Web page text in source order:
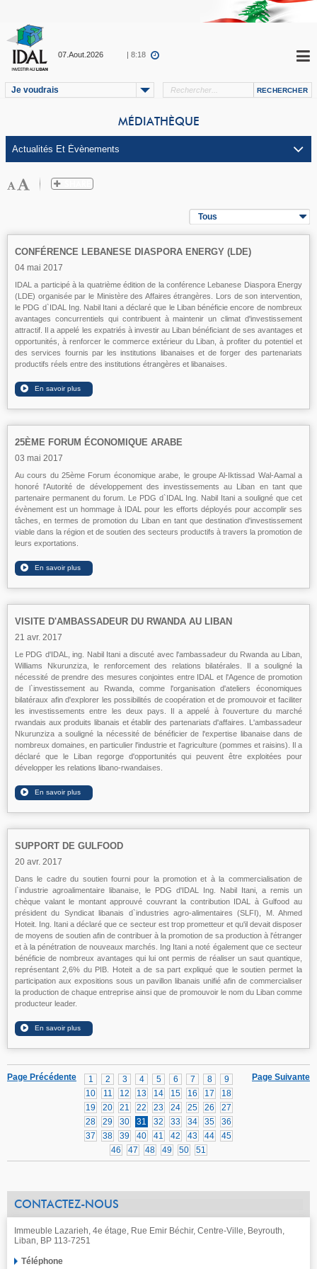
07.Aout.2026 | 8:18
Je voudrais
MÉDIATHÈQUE
Tous
CONFÉRENCE LEBANESE DIASPORA ENERGY (LDE)
04 mai 2017
IDAL a participé à la quatrième édition de la conférence Lebanese Diaspora Energy
(LDE) organisée par le Ministère des Affaires étrangères. Lors de son intervention,
le PDG d`IDAL Ing. Nabil Itani a déclaré que le Liban bénéficie encore de nombreux
avantages concurrentiels qui contribuent à maintenir un climat d'investissement
attractif. Il a appelé les expatriés à investir au Liban bénéficiant de ses avantages et
opportunités, à renforcer le commerce extérieur du Liban, à profiter du potentiel et
des services fournis par les institutions libanaises et de forger des partenariats
productifs réels entre des institutions étrangères et libanaises.
25ÈME FORUM ÉCONOMIQUE ARABE
03 mai 2017
Au cours du 25ème Forum économique arabe, le groupe Al-Iktissad Wal-Aamal a
honoré l'Autorité de développement des investissements au Liban en tant que
partenaire permanent du forum. Le PDG d`IDAL Ing. Nabil Itani a souligné que cet
évènement est un hommage à IDAL pour les efforts déployés pour accomplir ses
tâches, en termes de promotion du Liban en tant que destination d'investissement
viable dans la région et de soutien des secteurs productifs à travers la promotion de
leurs exportations.
VISITE D'AMBASSADEUR DU RWANDA AU LIBAN
21 avr. 2017
Le PDG d'IDAL, ing. Nabil Itani a discuté avec l'ambassadeur du Rwanda au Liban,
Williams Nkurunziza, le renforcement des relations bilatérales. Il a souligné la
nécessité de prendre des mesures conjointes entre IDAL et l'Agence de promotion
de l`investissement au Rwanda, comme l'organisation d'ateliers économiques
bilatéraux afin d'explorer les possibilités de coopération et de promouvoir et faciliter
les investissements entre les deux pays. Il a appelé à l'ouverture du marché
rwandais aux produits libanais et établir des partenariats d'affaires. L'ambassadeur
Nkurunziza a souligné la nécessité de bénéficier de l'expertise libanaise dans de
nombreux domaines, en particulier l'industrie et l'agriculture (pommes et raisins). Il a
déclaré que le Liban regorge d'opportunités qui peuvent être exploitées pour
développer les relations libano-rwandaises.
SUPPORT DE GULFOOD
20 avr. 2017
Dans le cadre du soutien fourni pour la promotion et à la commercialisation de
l`industrie agroalimentaire libanaise, le PDG d'IDAL Ing. Nabil Itani, a remis un
chèque valant le montant approuvé couvrant la contribution IDAL à Gulfood au
président du Syndicat libanais d`industries agro-alimentaires (SLFI), M. Ahmed
Hoteit. Ing. Itani a déclaré que ce secteur est trop prometteur et qu'il devait disposer
de moyens de soutien afin de contribuer à la promotion de sa production à l'étranger
et à la pénétration de nouveaux marchés. Ing Itani a noté également que ce secteur
bénéficie de nombreux avantages qui lui ont permis de réaliser un saut quantique,
représentant 2,6% du PIB. Hoteit a de sa part expliqué que le soutien permet la
participation aux expositions sous un pavillon libanais unifié afin de commercialiser
la production de chaque entreprise ainsi que de promouvoir le nom du Liban comme
producteur leader.
Page Suivante
1 2 3 4 5 6 7 8
9
10
11 12 13 14 15 16 17
18
19
20 21 22 23 24 25 26
27
28
29 30 31 32 33 34 35
36
37
38 39 40 41 42 43 44
45
46
47 48 49 50 51
Page Précédente
CONTACTEZ-NOUS
Immeuble Lazarieh, 4e étage, Rue Emir Béchir, Centre-Ville, Beyrouth,
Liban, BP 113-7251
Téléphone